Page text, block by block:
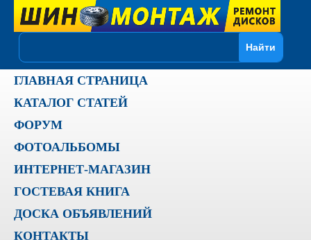
ГЛАВНАЯ СТРАНИЦА
КАТАЛОГ СТАТЕЙ
ФОРУМ
ФОТОАЛЬБОМЫ
ИНТЕРНЕТ-МАГАЗИН
ГОСТЕВАЯ КНИГА
ДОСКА ОБЪЯВЛЕНИЙ
КОНТАКТЫ